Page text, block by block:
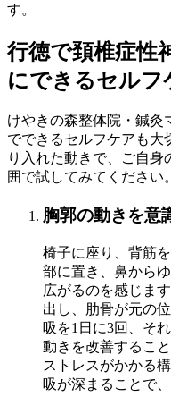
す。
行徳で頚椎症性
にできるセルフ
けやきの森整体院・鍼灸
でできるセルフケアも大
り入れた動きで、ご自
囲で試してみてください。
胸郭の動きを意
椅子に座り、背筋
部に置き、鼻から
広がるのを感じま
出し、肋骨が元の
吸を1日に3回、そ
動きを改善するこ
ストレスがかかる
吸が深まることで